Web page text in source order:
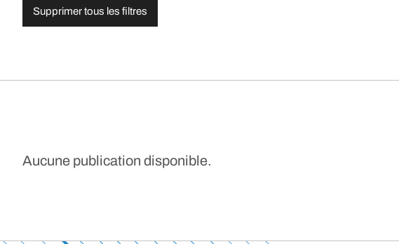
Supprimer tous les filtres
Aucune publication disponible.